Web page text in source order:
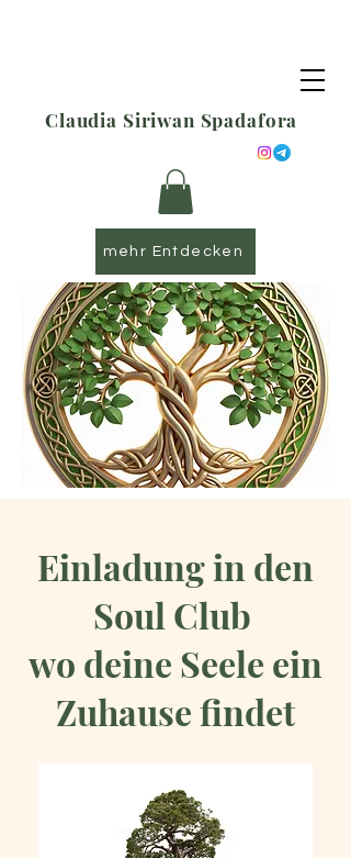
Claudia Siriwan Spadafora
mehr Entdecken
Einladung in den
Soul Club
wo deine Seele ein
Zuhause findet